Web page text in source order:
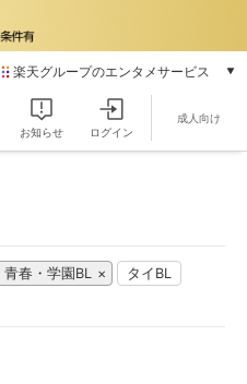
楽天グループのエンタメサービス
本/ゲーム/CD/DVD
雑誌読み放題
楽天マガジン
動画配信
お知らせ ログイン
成人向け
青春・学園BL
タイBL